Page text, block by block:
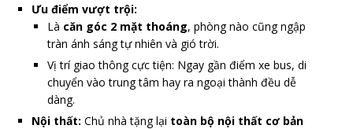
Ưu điểm vượt trội:
Là căn góc 2 mặt thoáng, phòng nào cũng ngập
tràn ánh sáng tự nhiên và gió trời.
Vị trí giao thông cực tiện: Ngay gần điểm xe bus, di
chuyển vào trung tâm hay ra ngoại thành đều dễ
dàng.
Nội thất: Chủ nhà tặng lại toàn bộ nội thất cơ bản